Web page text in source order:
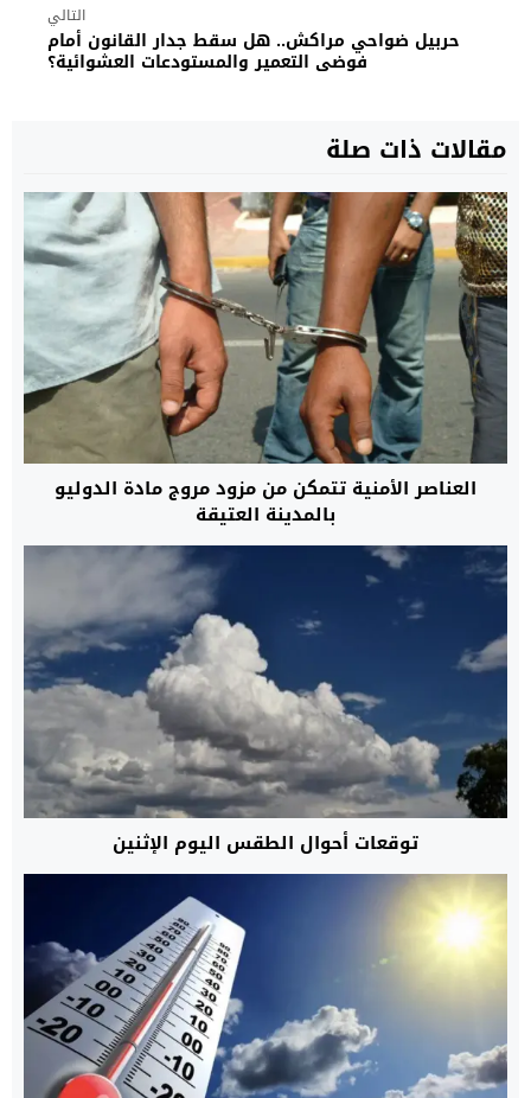
التالي
حربيل ضواحي مراكش.. هل سقط جدار القانون أمام
فوضى التعمير والمستودعات العشوائية؟
مقالات ذات صلة
العناصر الأمنية تتمكن من مزود مروج مادة الدوليو
بالمدينة العتيقة
توقعات أحوال الطقس اليوم الإثنين